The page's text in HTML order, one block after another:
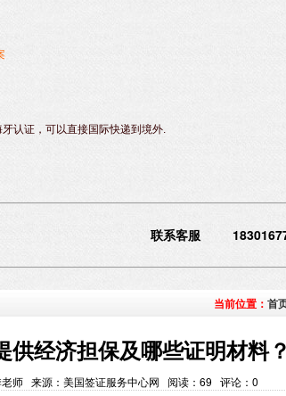
认证，可以直接国际快递到境外.
联系客服
当前位置： 首
供经济担保及哪些证明材料？
师 来源：美国签证服务中心网 阅读： 69 评论： 0